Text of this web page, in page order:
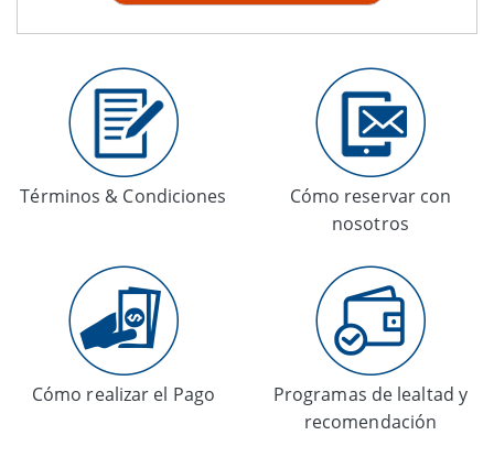
Términos & Condiciones
Cómo reservar con
nosotros
Cómo realizar el Pago
Programas de lealtad y
recomendación